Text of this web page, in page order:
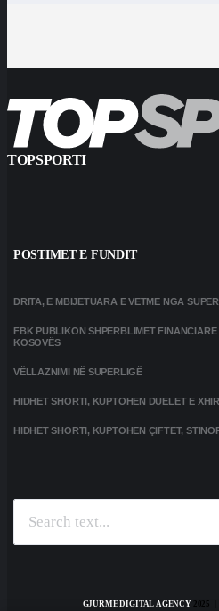
TOPSPORTI
POSTIMET E FUNDIT
DRITA, E MBIJETUARA E VETME NGA
FBK PUBLIKON SHPËRBLIMET
KOSOVËS
VËLLAZNIMI NË SUPERLIGË
HIDHET SHORTI, KUPTOHEN DUELET E
HIDHET SHORTI, KUPTOHEN ÇIFTET,
GJURMË DIGITAL AGENCY2025 |